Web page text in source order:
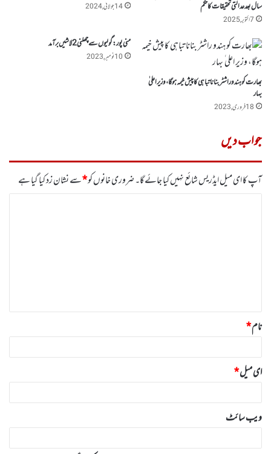
سال بعد عدالتی تحقیقات کا حکم
7 اکتوبر, 2025
14 جولائی, 2024
بھارت کو ہندو راشٹر بنانا تباہی کا پیش خیمہ ہوگا، وزیر اعلی ٰ
بہار
18 فروری, 2023
منی پور : گولیوں سے چھلنی 2 لاشیں برآمد
10 نومبر, 2023
جواب دیں
آپ کا ای میل ایڈریس شائع نہیں کیا جائے گا۔ضروری خانوں کو*سے نشان زد کیا گیا ہے
نام*
ای میل*
ویب‌ سائٹ